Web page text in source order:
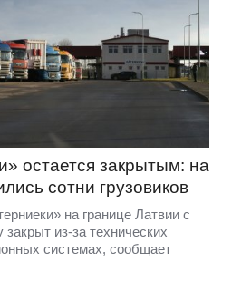
остается закрытым: на
сотни грузовиков
на границе Латвии с
из-за технических
системах, сообщает